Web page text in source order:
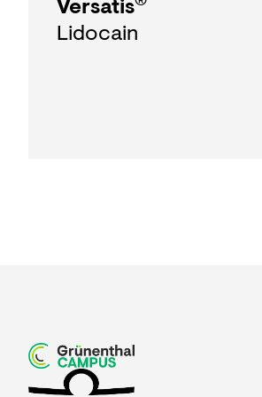
Lidocain